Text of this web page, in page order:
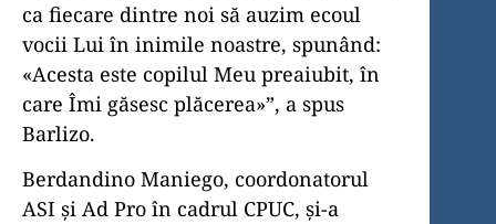
ca fiecare dintre noi să auzim ecoul
vocii Lui în inimile noastre, spunând:
«Acesta este copilul Meu preaiubit, în
care Îmi găsesc plăcerea»”, a spus
Barlizo.
Berdandino Maniego, coordonatorul
ASI și Ad Pro în cadrul CPUC, și-a